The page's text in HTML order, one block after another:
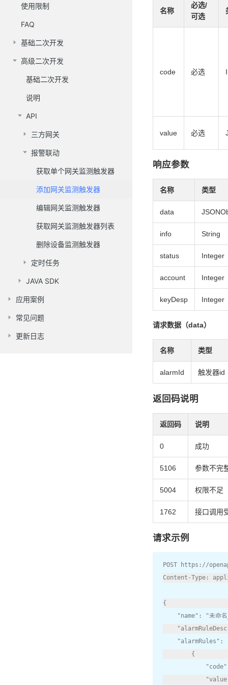
使用限制
FAQ
基础二次开发
高级二次开发
基础二次开发
说明
API
三方网关
报警联动
获取单个网关监测触发器
添加网关监测触发器
编辑网关监测触发器
获取网关监测触发器列表
删除设备监测触发器
定时任务
JAVA SDK
应用案例
常见问题
更新日志
名称
必选/
可选
code 必选
value 必选
响应参数
名称 类型
data
info String
status Integer
account Integer
keyDesp Integer
请求数据（data）
名称 类型
alarmId 触发器id
返回码说明
返回码 说明
0 成功
5106 参数不完
5004 权限不足
1762 接口调用
请求示例
POST https : //
Content -Type :
{
"name" :
"未命
"alarmRules" :
{
"code"